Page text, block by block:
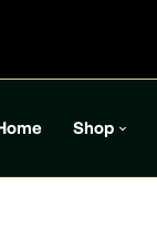
Shop